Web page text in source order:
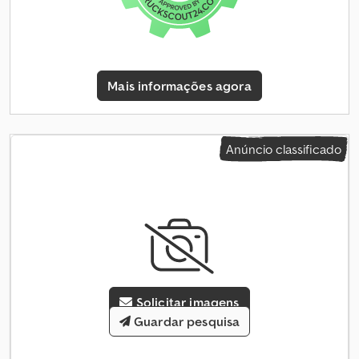
acesso frontal com degrau em alumínio, porta de acesso traseira
à esquerda, 4 alças de manobra, 4 suportes, roda de apoio... Novo /
com garantia, fatura, preço de venda, IVA disponíveis. Faça o seu
deste anúncio, ou compre de forma rápida e a qualquer hora
através da nossa loja online. Aceitação de pedidos por telefone:
Segunda a sexta, das 08:00 às 12:30 e das 14:00 às 18:00. Ou
Asf 26/07 TPPVK2501KLLEERPVC As imagens podem ser
Mais informações agora
Anúncio classificado
Solicitar imagens
Guardar pesquisa